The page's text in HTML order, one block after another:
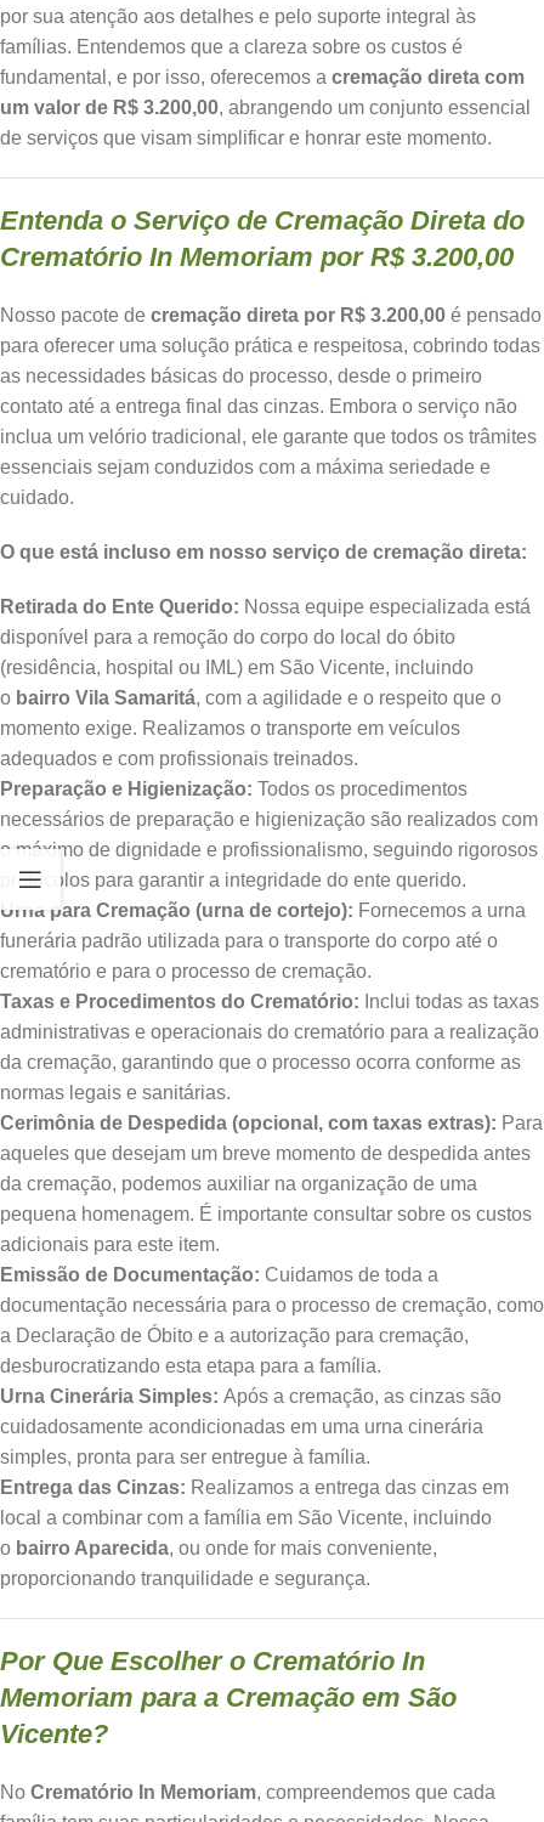
por sua atenção aos detalhes e pelo suporte integral às
famílias. Entendemos que a clareza sobre os custos é
fundamental, e por isso, oferecemos a cremação direta com
um valor de R$ 3.200,00, abrangendo um conjunto essencial
de serviços que visam simplificar e honrar este momento.
Entenda o Serviço de Cremação Direta do
Crematório In Memoriam por R$ 3.200,00
Nosso pacote de cremação direta por R$ 3.200,00 é pensado
para oferecer uma solução prática e respeitosa, cobrindo todas
as necessidades básicas do processo, desde o primeiro
contato até a entrega final das cinzas. Embora o serviço não
inclua um velório tradicional, ele garante que todos os trâmites
essenciais sejam conduzidos com a máxima seriedade e
cuidado.
O que está incluso em nosso serviço de cremação direta:
Retirada do Ente Querido: Nossa equipe especializada está
disponível para a remoção do corpo do local do óbito
(residência, hospital ou IML) em São Vicente, incluindo
o bairro Vila Samaritá, com a agilidade e o respeito que o
momento exige. Realizamos o transporte em veículos
adequados e com profissionais treinados.
Preparação e Higienização: Todos os procedimentos
necessários de preparação e higienização são realizados com
o máximo de dignidade e profissionalismo, seguindo rigorosos
protocolos para garantir a integridade do ente querido.
Urna para Cremação (urna de cortejo): Fornecemos a urna
funerária padrão utilizada para o transporte do corpo até o
crematório e para o processo de cremação.
Taxas e Procedimentos do Crematório: Inclui todas as taxas
administrativas e operacionais do crematório para a realização
da cremação, garantindo que o processo ocorra conforme as
normas legais e sanitárias.
Cerimônia de Despedida (opcional, com taxas extras): Para
aqueles que desejam um breve momento de despedida antes
da cremação, podemos auxiliar na organização de uma
pequena homenagem. É importante consultar sobre os custos
adicionais para este item.
Emissão de Documentação: Cuidamos de toda a
documentação necessária para o processo de cremação, como
a Declaração de Óbito e a autorização para cremação,
desburocratizando esta etapa para a família.
Urna Cinerária Simples: Após a cremação, as cinzas são
cuidadosamente acondicionadas em uma urna cinerária
simples, pronta para ser entregue à família.
Entrega das Cinzas: Realizamos a entrega das cinzas em
local a combinar com a família em São Vicente, incluindo
o bairro Aparecida, ou onde for mais conveniente,
proporcionando tranquilidade e segurança.
Por Que Escolher o Crematório In
Memoriam para a Cremação em São
Vicente?
No Crematório In Memoriam, compreendemos que cada